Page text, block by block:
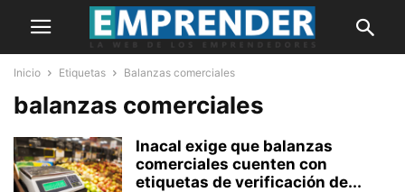
Inicio Etiquetas Balanzas comerciales
balanzas comerciales
Inacal exige que balanzas
comerciales cuenten con
etiquetas de verificación de...